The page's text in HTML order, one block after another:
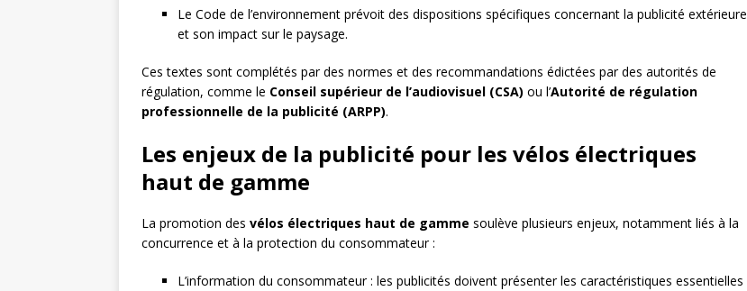
Le Code de l’environnement prévoit des dispositions spécifiques concernant la publicité extérieure
et son impact sur le paysage.
Ces textes sont complétés par des normes et des recommandations édictées par des autorités de
régulation, comme le Conseil supérieur de l’audiovisuel (CSA) ou l’Autorité de régulation
professionnelle de la publicité (ARPP).
Les enjeux de la publicité pour les vélos électriques
haut de gamme
La promotion des vélos électriques haut de gamme soulève plusieurs enjeux, notamment liés à la
concurrence et à la protection du consommateur :
L’information du consommateur : les publicités doivent présenter les caractéristiques essentielles